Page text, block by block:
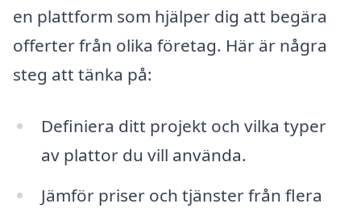
en plattform som hjälper dig att begära
offerter från olika företag. Här är några
steg att tänka på:
Definiera ditt projekt och vilka typer
av plattor du vill använda.
Jämför priser och tjänster från flera